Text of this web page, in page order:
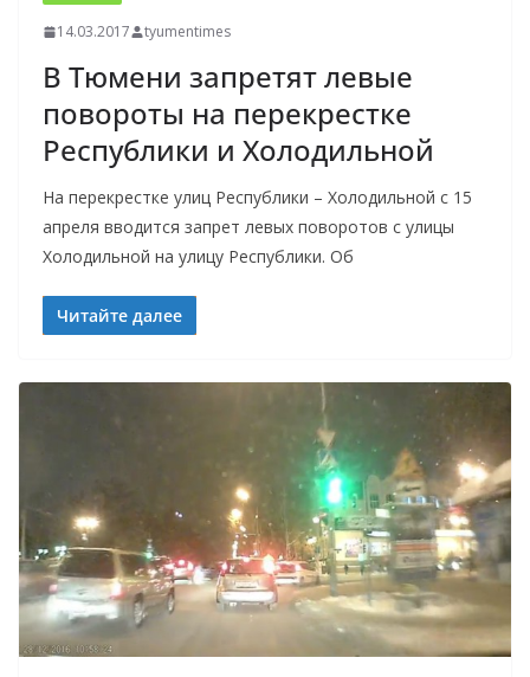
14.03.2017 tyumentimes
В Тюмени запретят левые
повороты на перекрестке
Республики и Холодильной
На перекрестке улиц Республики – Холодильной с 15
апреля вводится запрет левых поворотов с улицы
Холодильной на улицу Республики. Об
Читайте далее